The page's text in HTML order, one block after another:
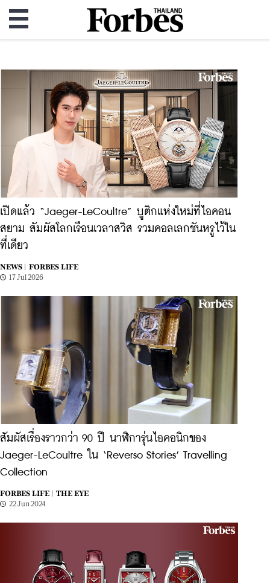
เปิดแล้ว “Jaeger-LeCoultre” บูติกแห่งใหม่ที่ไอคอน
สยาม สัมผัสโลกเรือนเวลาสวิส รวมคอลเลกชันหรูไว้ใน
ที่เดียว
NEWS |
FORBES LIFE
17 Jul 2026
สัมผัสเรื่องราวกว่า 90 ปี นาฬิการุ่นไอคอนิกของ
Jaeger-LeCoultre ใน ‘Reverso Stories’ Travelling
Collection
FORBES LIFE |
THE EYE
22 Jun 2024